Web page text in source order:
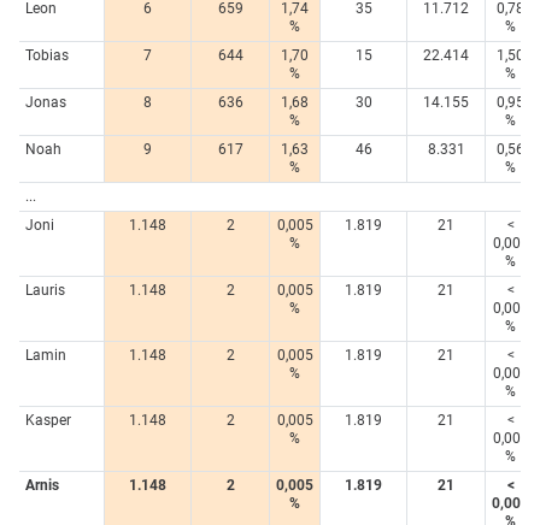
Leon
6 659
1,74
%
35 11.712
0,78
%
Tobias
7 644
1,70
%
15 22.414
1,50
%
Jonas
8 636
1,68
%
30 14.155
0,95
%
Noah
9 617
1,63
%
46 8.331
0,56
%
...
Joni
1.148 2
0,005
%
1.819 21
<
0,005
%
Lauris
1.148 2
0,005
%
1.819 21
<
0,005
%
Lamin
1.148 2
0,005
%
1.819 21
<
0,005
%
Kasper
1.148 2
0,005
%
1.819 21
<
0,005
%
Arnis
1.148 2
0,005
%
1.819 21
<
0,005
%